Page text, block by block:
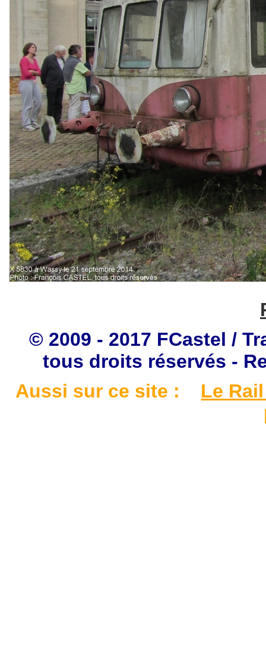
© 2009 - 2017 FCastel /
tous droits réservés -
Aussi sur ce site :
Le